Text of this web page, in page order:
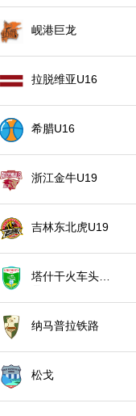
岘港巨龙
拉脱维亚U16
希腊U16
浙江金牛U19
吉林东北虎U19
塔什干火车头女
纳马普拉铁路
松戈